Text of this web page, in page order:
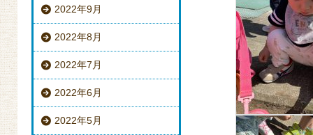
2022年9月
2022年8月
2022年7月
2022年6月
2022年5月